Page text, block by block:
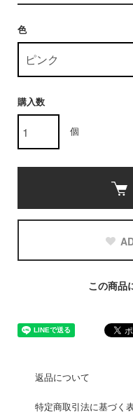
色
購入数
個
この商品
返品について
特定商取引法に基づく